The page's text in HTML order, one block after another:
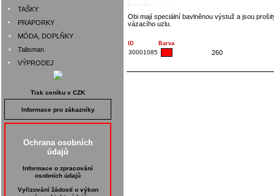
• TAŠKY
• PRAPORKY
» MÓDA, DOPLŇKY
» Talisman
• VÝPRODEJ
Tisk ceníku v CZK
Informace pro zákazníky
Ochrana osobních
údajů
Informace o zpracování
osobních údajů
Vyřizování žádostí o výkon
Obi mají speciální bavlněnou výstuž a jsou
vázacího uzlu.
ID Barva
30001085 260